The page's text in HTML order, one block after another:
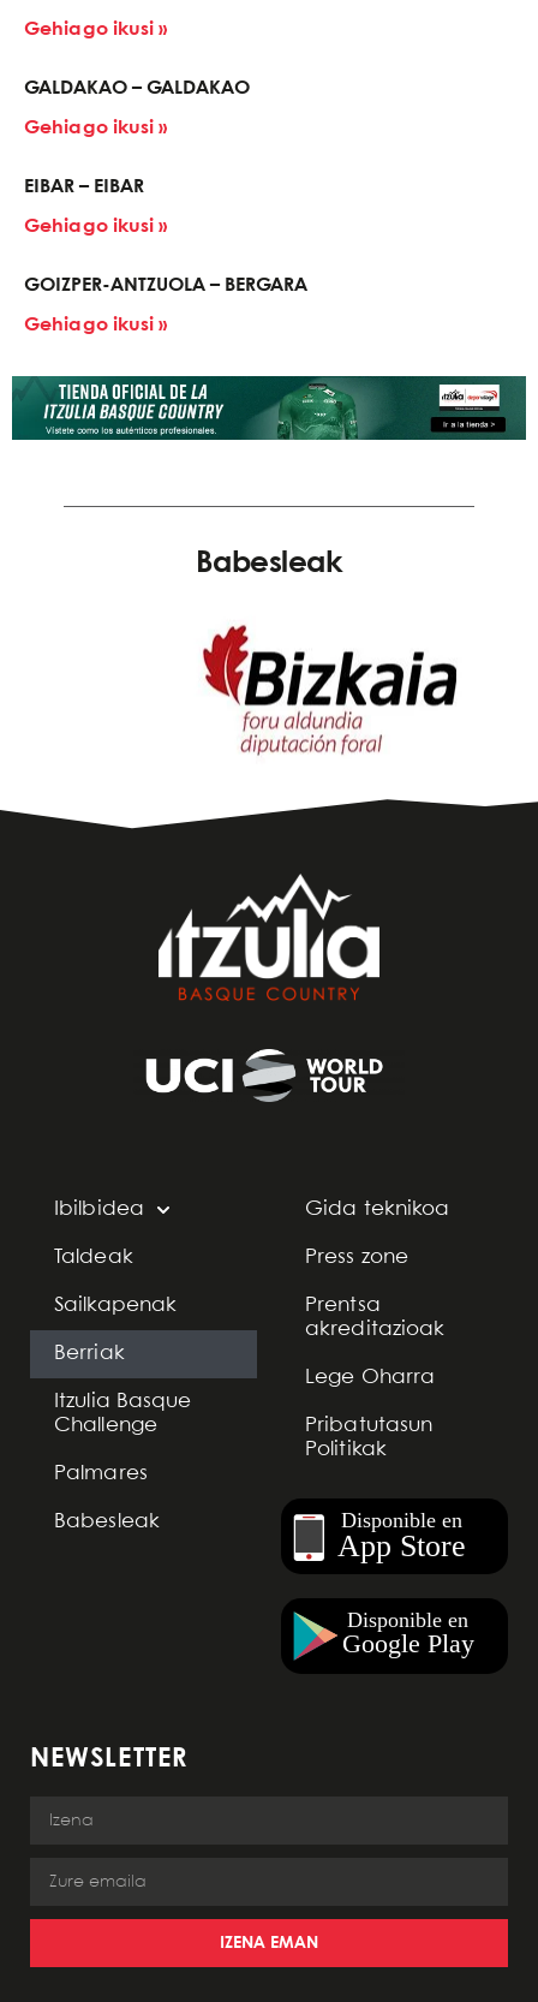
Gehiago ikusi »
GALDAKAO – GALDAKAO
Gehiago ikusi »
EIBAR – EIBAR
Gehiago ikusi »
GOIZPER-ANTZUOLA – BERGARA
Gehiago ikusi »
Babesleak
Ibilbidea
Taldeak
Sailkapenak
Berriak
Itzulia Basque
Challenge
Palmares
Babesleak
Gida teknikoa
Press zone
Prentsa
akreditazioak
Lege Oharra
Pribatutasun
Politikak
NEWSLETTER
IZENA EMAN